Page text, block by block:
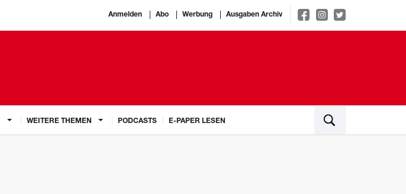
Anmelden Abo Werbung Ausgaben Archiv
WEITERE THEMEN PODCASTS E-PAPER LESEN